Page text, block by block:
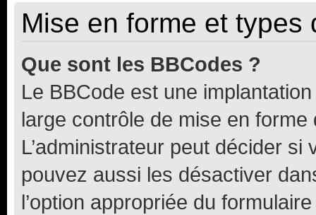
Mise en forme et types
Que sont les BBCodes ?
Le BBCode est une
large contrôle de mise en forme
L’administrateur peut décider
pouvez aussi les désactiver
l’option appropriée du